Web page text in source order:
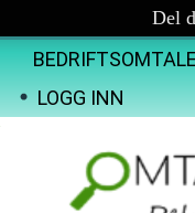
Del
LOGG INN